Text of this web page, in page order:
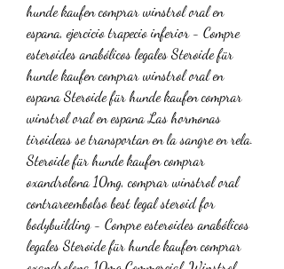
hunde kaufen comprar winstrol oral en
espana, ejercicio trapecio inferior - Compre
esteroides anabólicos legales Steroide für
hunde kaufen comprar winstrol oral en
espana Steroide für hunde kaufen comprar
winstrol oral en espana Las hormonas
tiroideas se transportan en la sangre en rela.
Steroide für hunde kaufen comprar
oxandrolona 10mg, comprar winstrol oral
contrareembolso best legal steroid for
bodybuilding - Compre esteroides anabólicos
legales Steroide für hunde kaufen comprar